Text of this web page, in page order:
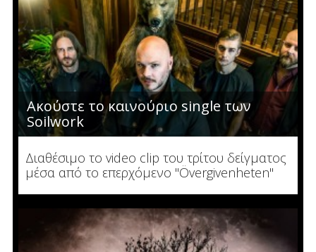
Ακούστε το καινούριο single των
Soilwork
Διαθέσιμο το video clip του τρίτου δείγματος
μέσα από το επερχόμενο "Övergivenheten"